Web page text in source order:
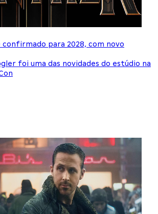
confirmado para 2028, com novo
foi uma das novidades do estúdio na